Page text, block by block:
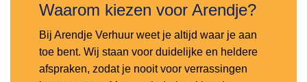
Waarom kiezen voor Arendje?
Bij Arendje Verhuur weet je altijd waar je aan
toe bent. Wij staan voor duidelijke en heldere
afspraken, zodat je nooit voor verrassingen